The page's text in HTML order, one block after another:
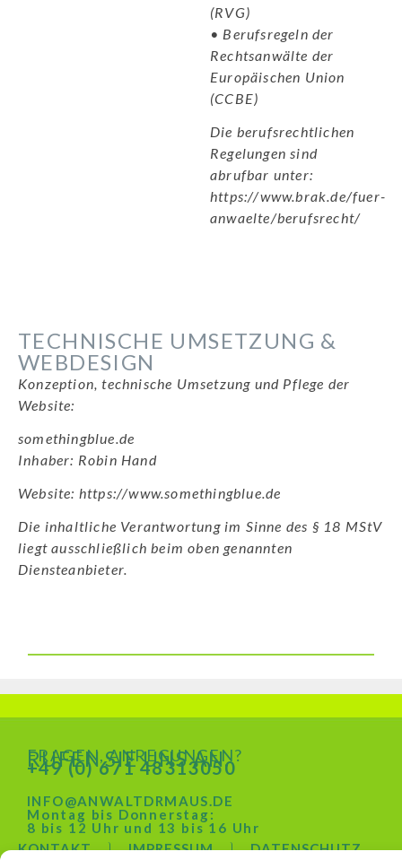
(RVG)
• Berufsregeln der
Rechtsanwälte der
Europäischen Union
(CCBE)
Die berufsrechtlichen
Regelungen sind
abrufbar unter:
https://www.brak.de/fuer-
anwaelte/berufsrecht/
TECHNISCHE UMSETZUNG &
WEBDESIGN
Konzeption, technische Umsetzung und Pflege der
Website:
somethingblue.de
Inhaber: Robin Hand
Website: https://www.somethingblue.de
Die inhaltliche Verantwortung im Sinne des § 18 MStV
liegt ausschließlich beim oben genannten
Diensteanbieter.
FRAGEN, ANREGUNGEN?
RUFEN SIE UNS AN.
+49 (0) 671 48313050
INFO@ANWALTDRMAUS.DE
Montag bis Donnerstag:
8 bis 12 Uhr und 13 bis 16 Uhr
KONTAKT
IMPRESSUM DATENSCHUTZ